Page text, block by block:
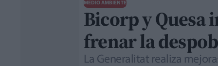
MEDIO AMBIENTE
Bicorp y Quesa
frenar la
La Generalitat realiza